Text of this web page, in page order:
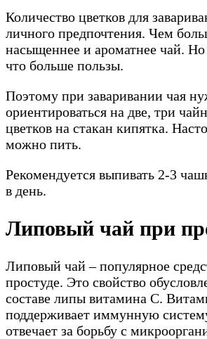
Количество цветков для
личного предпочтения. Чем
насыщеннее и ароматнее чай. Но
что больше пользы.
Поэтому при заваривании чая
ориентироваться на две, три
цветков на стакан кипятка.
можно пить.
Рекомендуется выпивать 2-3
в день.
Липовый чай при
Липовый чай – популярное
простуде. Это свойство
составе липы витамина С.
поддерживает иммунную
отвечает за борьбу с